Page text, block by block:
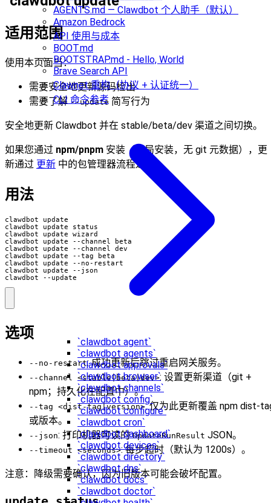
AGENTS.md — Clawdbot 个人助手（默认）
Amazon Bedrock
API 使用与成本
BOOT.md
BOOTSTRAP.md - Hello, World
Brave Search API
Clawnet 重构（协议 + 认证统一）
CLI 命令参考
`clawdbot agent`
`clawdbot agents`
`clawdbot approvals`
`clawdbot browser`
`clawdbot channels`
`clawdbot config`
`clawdbot configure`
`clawdbot cron`
`clawdbot dashboard`
`clawdbot devices`
`clawdbot directory`
`clawdbot dns`
`clawdbot docs`
`clawdbot doctor`
适用范围
使用本页面当：
需要安全地更新源码检出
需要了解--update 简写行为
安全地更新 Clawdbot 并在 stable/beta/dev 渠道之间切换。
如果您通过 npm/pnpm 安装（全局安装，无 git 元数据），更
新通过 更新 中的包管理器流程进行。
用法
clawdbot --update
选项
--no-restart: 成功更新后跳过重启网关服务。
--channel <stable|beta|dev>: 设置更新渠道（git +
npm；持久化在配置中）。
--tag <dist-tag|version>: 仅为此更新覆盖 npm dist-
或版本。
--json: 打印机器可读的UpdateRunResult JSON。
--timeout <seconds>: 每步超时（默认为 1200s）。
注意：降级需要确认，因为旧版本可能会破坏配置。